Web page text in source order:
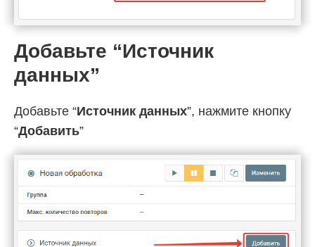
Добавьте “Источник
данных”
Добавьте “Источник данных”, нажмите кнопку
“Добавить”